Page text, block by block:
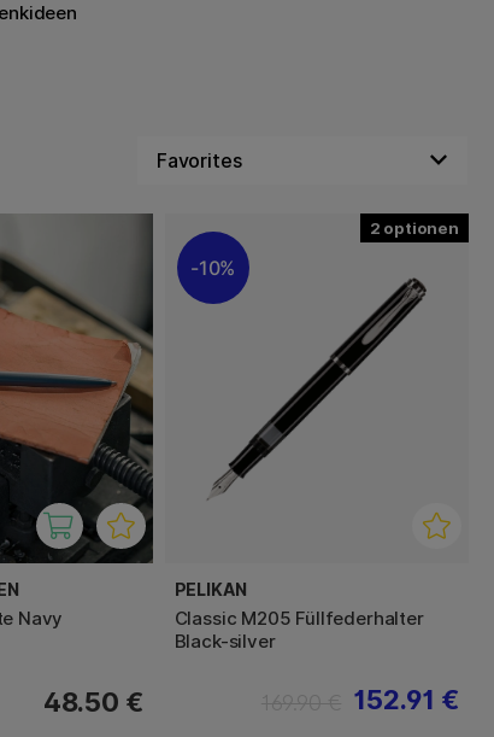
Navy
48.50 €
2
10%
PELIKAN
Classic M205 Füllfederhalter
Black-silver
152.91 €